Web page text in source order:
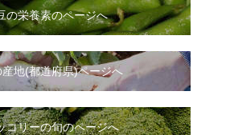
の栄養素のページへ
産地(都道府県)ページへ
コリーの旬のページへ